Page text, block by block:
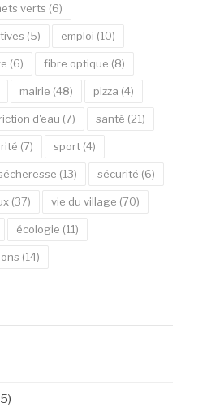
verts (6)
(5) emploi (10)
(6) fibre optique (8)
mairie (48) pizza (4)
d'eau (7) santé (21)
(7) sport (4)
(13) sécurité (6)
(37) vie du village (70)
écologie (11)
(14)